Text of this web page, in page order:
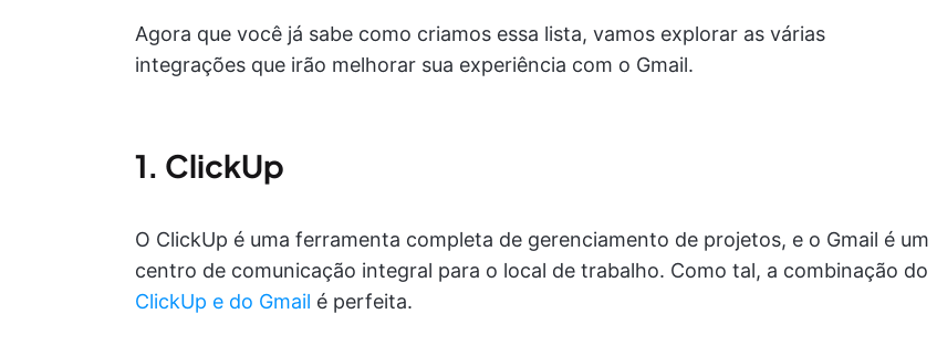
Agora que você já sabe como criamos essa lista, vamos explorar as várias
integrações que irão melhorar sua experiência com o Gmail.
1. ClickUp
O ClickUp é uma ferramenta completa de gerenciamento de projetos, e o Gmail é um
centro de comunicação integral para o local de trabalho. Como tal, a combinação do
ClickUp e do Gmail é perfeita.